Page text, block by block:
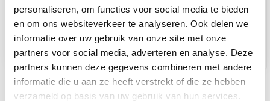
personaliseren, om functies voor social media te bieden
en om ons websiteverkeer te analyseren. Ook delen we
informatie over uw gebruik van onze site met onze
partners voor social media, adverteren en analyse. Deze
partners kunnen deze gegevens combineren met andere
informatie die u aan ze heeft verstrekt of die ze hebben
verzameld op basis van uw gebruik van hun services.
€13,53
Niet op voorraad